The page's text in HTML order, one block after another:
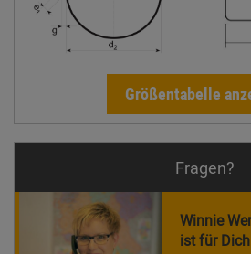
Größentabelle
Fragen?
Winnie
ist für